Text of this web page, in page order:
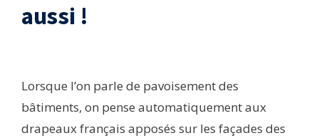
aussi !
Lorsque l’on parle de pavoisement des
bâtiments, on pense automatiquement aux
drapeaux français apposés sur les façades des